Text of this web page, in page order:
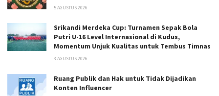
5 AGUSTUS 2026
Srikandi Merdeka Cup: Turnamen Sepak Bola
Putri U-16 Level Internasional di Kudus,
Momentum Unjuk Kualitas untuk Tembus Timnas
3 AGUSTUS 2026
Ruang Publik dan Hak untuk Tidak Dijadikan
Konten Influencer